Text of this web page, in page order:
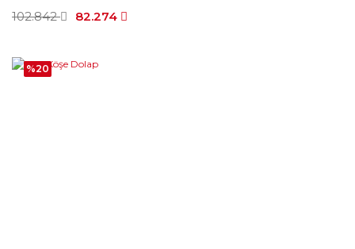
102.842 82.274
%20